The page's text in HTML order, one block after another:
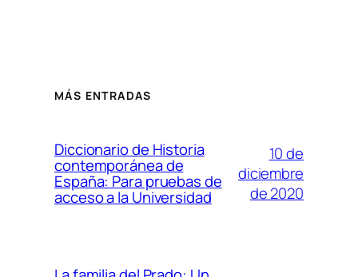
MÁS ENTRADAS
Diccionario de Historia
contemporánea de
España: Para pruebas de
acceso a la Universidad
10 de
diciembre
de 2020